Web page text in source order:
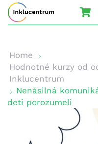
Home
Hodnotné kurzy od
Inklucentrum
Nenásilná
deti porozumeli